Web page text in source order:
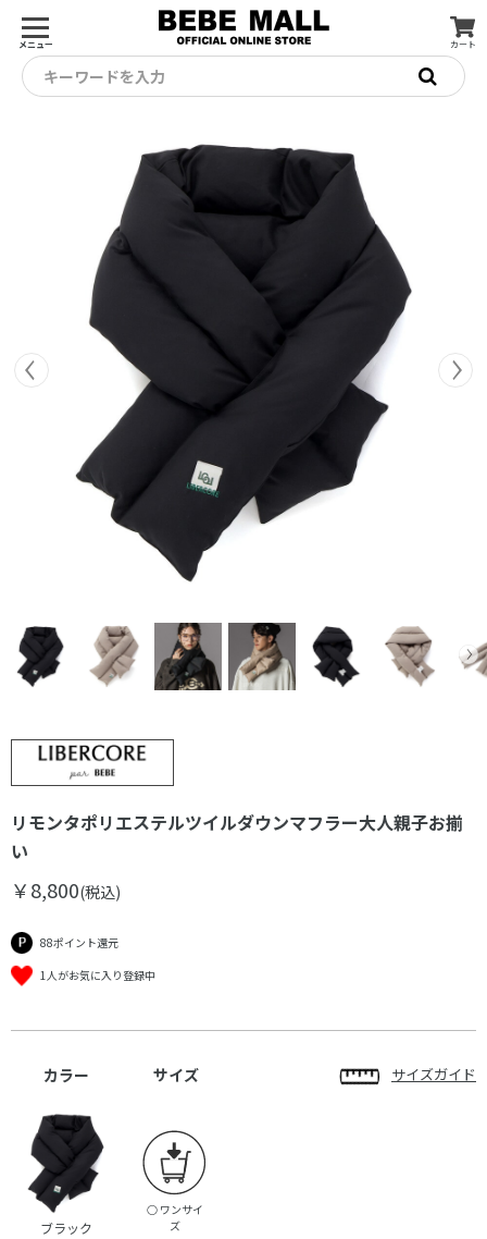
メニュー カート
キーワードを入力
リモンタポリエステルツイルダウンマフラー大人親子お揃
い
￥8,800(税込)
88ポイント還元
1人がお気に入り登録中
カラー サイズ サイズガイド
ブラック
○ ワンサイ
ズ